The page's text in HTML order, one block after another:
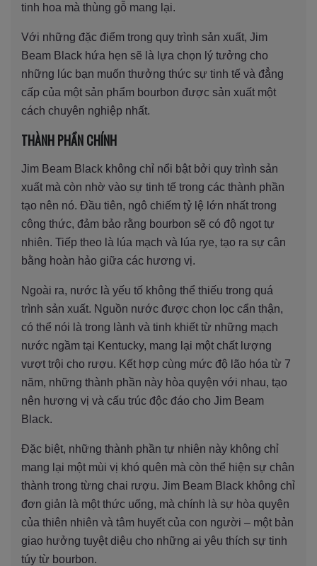
tinh hoa mà thùng gỗ mang lại.
Với những đặc điểm trong quy trình sản xuất, Jim
Beam Black hứa hẹn sẽ là lựa chọn lý tưởng cho
những lúc bạn muốn thưởng thức sự tinh tế và đẳng
cấp của một sản phẩm bourbon được sản xuất một
cách chuyên nghiệp nhất.
THÀNH PHẦN CHÍNH
Jim Beam Black không chỉ nổi bật bởi quy trình sản
xuất mà còn nhờ vào sự tinh tế trong các thành phần
tạo nên nó. Đầu tiên, ngô chiếm tỷ lệ lớn nhất trong
công thức, đảm bảo rằng bourbon sẽ có độ ngọt tự
nhiên. Tiếp theo là lúa mạch và lúa rye, tạo ra sự cân
bằng hoàn hảo giữa các hương vị.
Ngoài ra, nước là yếu tố không thể thiếu trong quá
trình sản xuất. Nguồn nước được chọn lọc cẩn thận,
có thể nói là trong lành và tinh khiết từ những mạch
nước ngầm tại Kentucky, mang lại một chất lượng
vượt trội cho rượu. Kết hợp cùng mức độ lão hóa từ 7
năm, những thành phần này hòa quyện với nhau, tạo
nên hương vị và cấu trúc độc đáo cho Jim Beam
Black.
Đặc biệt, những thành phần tự nhiên này không chỉ
mang lại một mùi vị khó quên mà còn thể hiện sự chân
thành trong từng chai rượu. Jim Beam Black không chỉ
đơn giản là một thức uống, mà chính là sự hòa quyện
của thiên nhiên và tâm huyết của con người – một bản
giao hưởng tuyệt diệu cho những ai yêu thích sự tinh
túy từ bourbon.